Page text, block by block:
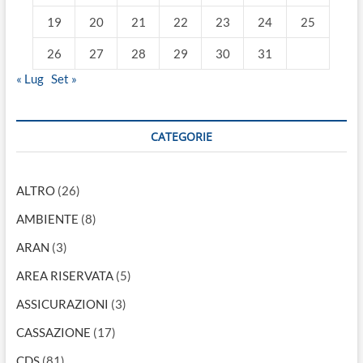
19 20 21 22 23 24 25
26 27 28 29 30
31
« Lug Set »
CATEGORIE
ALTRO(26)
AMBIENTE (8)
ARAN (3)
AREA RISERVATA(5)
ASSICURAZIONI (3)
CASSAZIONE (17)